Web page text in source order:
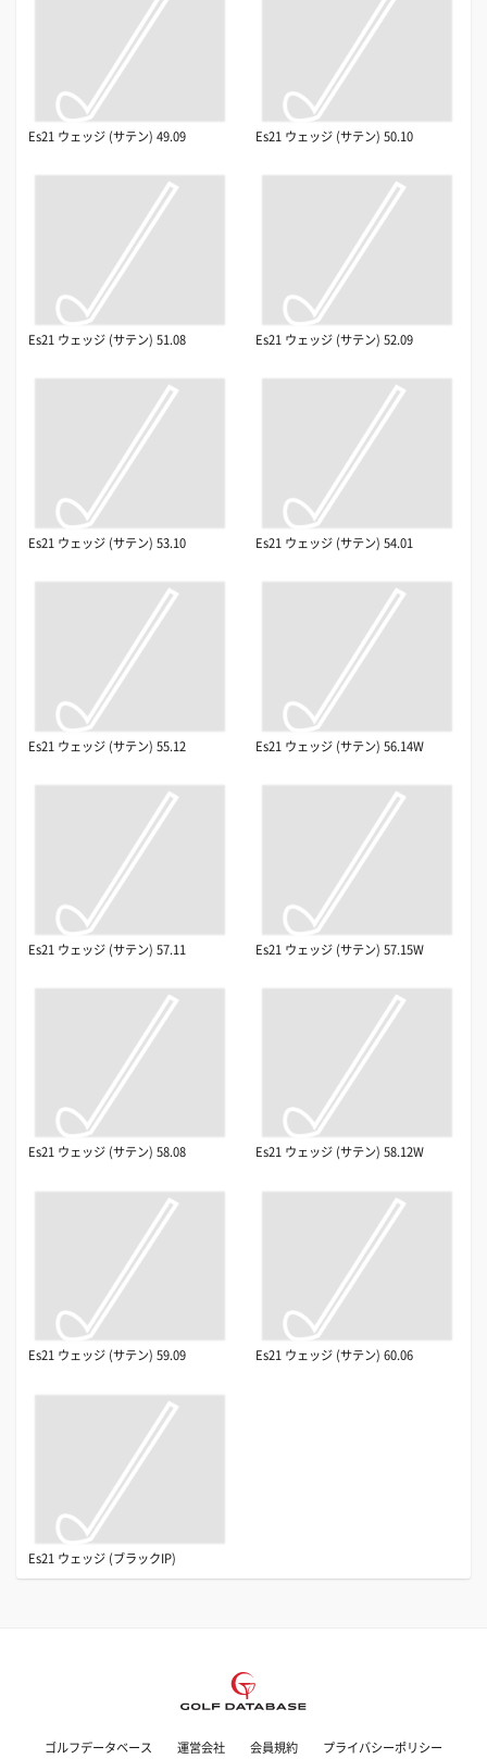
Es21 ウェッジ (サテン) 49.09 Es21 ウェッジ (サテン) 50.10
Es21 ウェッジ (サテン) 51.08 Es21 ウェッジ (サテン) 52.09
Es21 ウェッジ (サテン) 53.10 Es21 ウェッジ (サテン) 54.01
Es21 ウェッジ (サテン) 55.12 Es21 ウェッジ (サテン) 56.14W
Es21 ウェッジ (サテン) 57.11 Es21 ウェッジ (サテン) 57.15W
Es21 ウェッジ (サテン) 58.08 Es21 ウェッジ (サテン) 58.12W
Es21 ウェッジ (サテン) 59.09 Es21 ウェッジ (サテン) 60.06
Es21 ウェッジ (ブラックIP)
ゴルフデータベース 運営会社 会員規約 プライバシーポリシー